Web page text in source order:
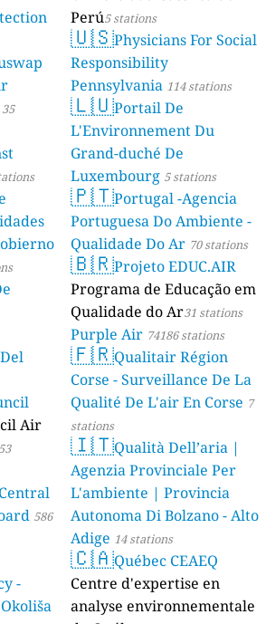
35
Air
53
586
-
Perú5 stations
🇺🇸Physicians For Social
Responsibility
Pennsylvania 114 stations
🇱🇺Portail De
L'Environnement Du
Grand-duché De
Luxembourg 5 stations
🇵🇹Portugal -Agencia
Portuguesa Do Ambiente -
Qualidade Do Ar 70 stations
🇧🇷Projeto EDUC.AIR
Programa de Educação em
Qualidade do Ar31 stations
Purple Air 74186 stations
🇫🇷Qualitair Région
Corse - Surveillance De La
Qualité De L'air En Corse 7
stations
🇮🇹Qualità Dell’aria |
Agenzia Provinciale Per
L'ambiente | Provincia
Autonoma Di Bolzano - Alto
Adige 14 stations
🇨🇦Québec CEAEQ
Centre d'expertise en
analyse environnementale